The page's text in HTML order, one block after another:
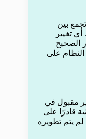
بين
تغيير
الصحيح
النظام على
مقبول في
قادرًا على
لم يتم تطويره